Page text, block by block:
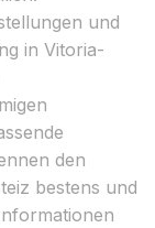
und
in Vitoria-
den
bestens und